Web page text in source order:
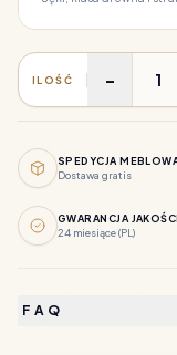
ILOŚĆ -
SPEDYCJA
Dostawa gratis
GWARANCJA JAKOŚCI
24 miesiące (PL)
FAQ